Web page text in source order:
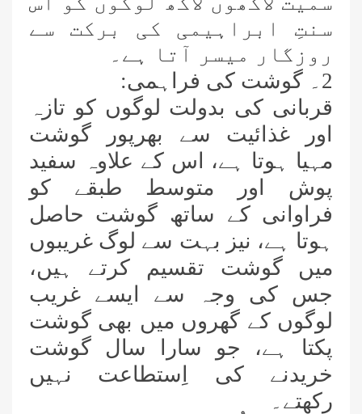
سنتِ ابراہیمی کی برکت سے
روزگار میسر آتا ہے۔
2۔ گوشت کی فراہمی:
قربانی کی بدولت لوگوں کو تازہ
اور غذائیت سے بھرپور گوشت
مہیا ہوتا ہے،
اس کے علاوہ سفید
پوش اور متوسط طبقے کو
فراوانی کے ساتھ گوشت حاصل
ہوتا ہے، نیز بہت سے لوگ غریبوں
میں گوشت تقسیم کرتے ہیں،
جس کی وجہ سے ایسے غریب
لوگوں کے گھروں میں بھی گوشت
پکتا ہے،
جو سارا سال گوشت
خریدنے کی اِستطاعت نہیں
رکھتے۔